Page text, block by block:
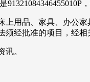
用品、家具、办公
经批准的项目，经相
。